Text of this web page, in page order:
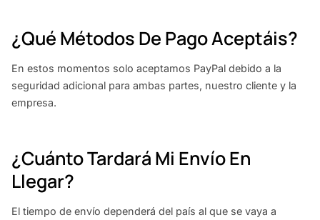
¿Qué Métodos De Pago Aceptáis?
En estos momentos solo aceptamos PayPal debido a la
seguridad adicional para ambas partes, nuestro cliente y la
empresa.
¿Cuánto Tardará Mi Envío En
Llegar?
El tiempo de envío dependerá del país al que se vaya a